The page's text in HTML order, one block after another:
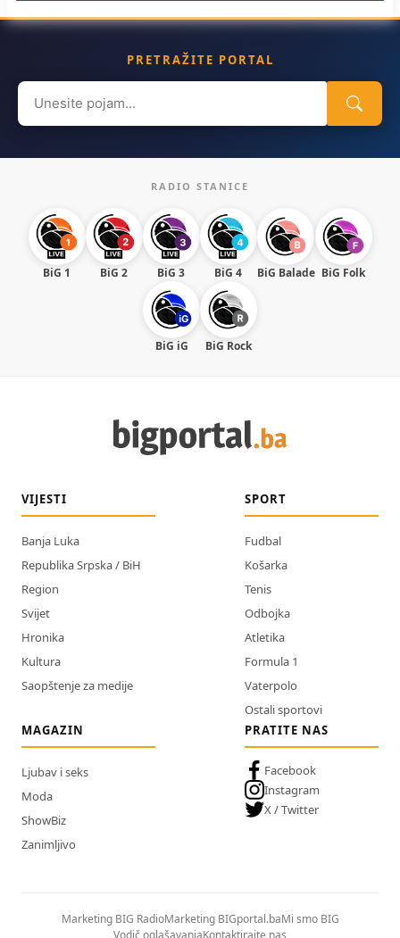
PRETRAŽITE PORTAL
Search
for:
RADIO STANICE
BiG 1 BiG 2 BiG 3 BiG 4 BiG Balade BiG Folk
BiG iG BiG Rock
VIJESTI
Banja Luka
Republika Srpska / BiH
Region
Svijet
Hronika
Kultura
Saopštenje za medije
SPORT
Fudbal
Košarka
Tenis
Odbojka
Atletika
Formula 1
Vaterpolo
Ostali sportovi
MAGAZIN
Ljubav i seks
Moda
ShowBiz
Zanimljivo
PRATITE NAS
Facebook
Instagram
X / Twitter
Marketing BIG RadioMarketing BIGportal.baMi smo BIG